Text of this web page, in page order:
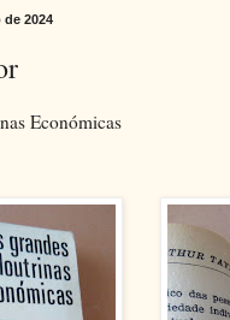
2024
Económicas